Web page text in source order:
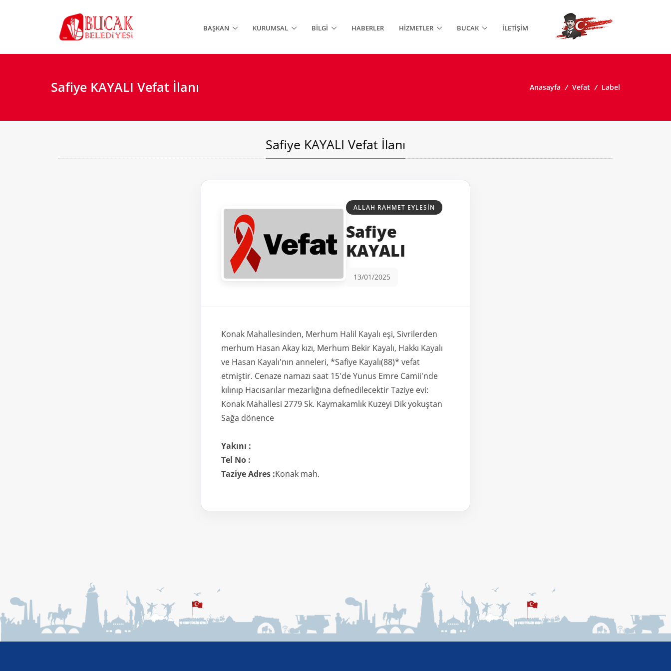
BAŞKAN KURUMSAL BILGI HABERLER HIZMETLER BUCAK İLETIŞIM
Safiye KAYALI Vefat İlanı Anasayfa / Vefat / Label
Safiye KAYALI Vefat İlanı
ALLAH RAHMET EYLESIN
Safiye
KAYALI
13/01/2025
Konak Mahallesinden, Merhum Halil Kayalı eşi, Sivrilerden
merhum Hasan Akay kızı, Merhum Bekir Kayalı, Hakkı Kayalı
ve Hasan Kayalı'nın anneleri, *Safiye Kayalı(88)* vefat
etmiştir. Cenaze namazı saat 15'de Yunus Emre Camii'nde
kılınıp Hacısarılar mezarlığına defnedilecektir Taziye evi:
Konak Mahallesi 2779 Sk. Kaymakamlık Kuzeyi Dik yokuştan
Sağa dönence
Yakını :
Tel No :
Taziye Adres :Konak mah.